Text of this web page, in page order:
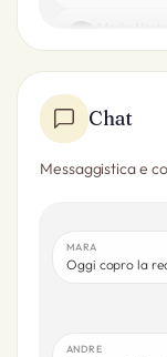
Moda Norte
Chat
Messaggistica e
MARA
Oggi copro la
ANDRE